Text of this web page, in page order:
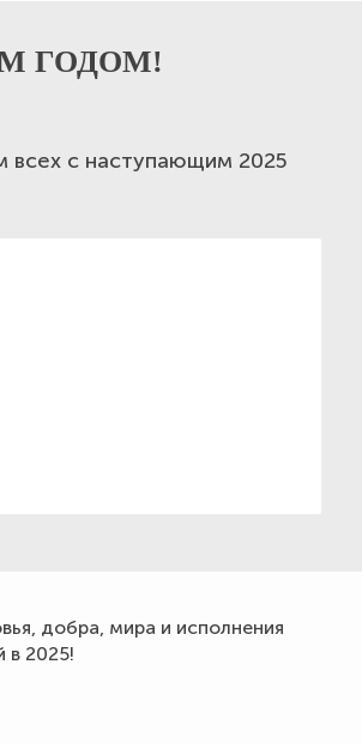
ГОДОМ!
всех с наступающим 2025
добра, мира и исполнения
в 2025!